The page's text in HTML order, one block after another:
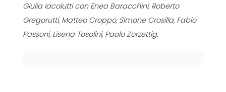
Giulia Iacolutti con Enea Baracchini, Roberto
Gregorutti, Matteo Croppo, Simone Crosilla, Fabio
Passoni, Lisena Tosolini, Paolo Zorzettig.